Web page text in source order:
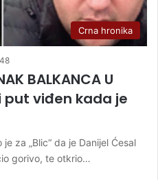
Crna hronika
BALKANCA U
put viđen kada je
za „Blic“ da je Danijel Ćesal
gorivo, te otkrio…